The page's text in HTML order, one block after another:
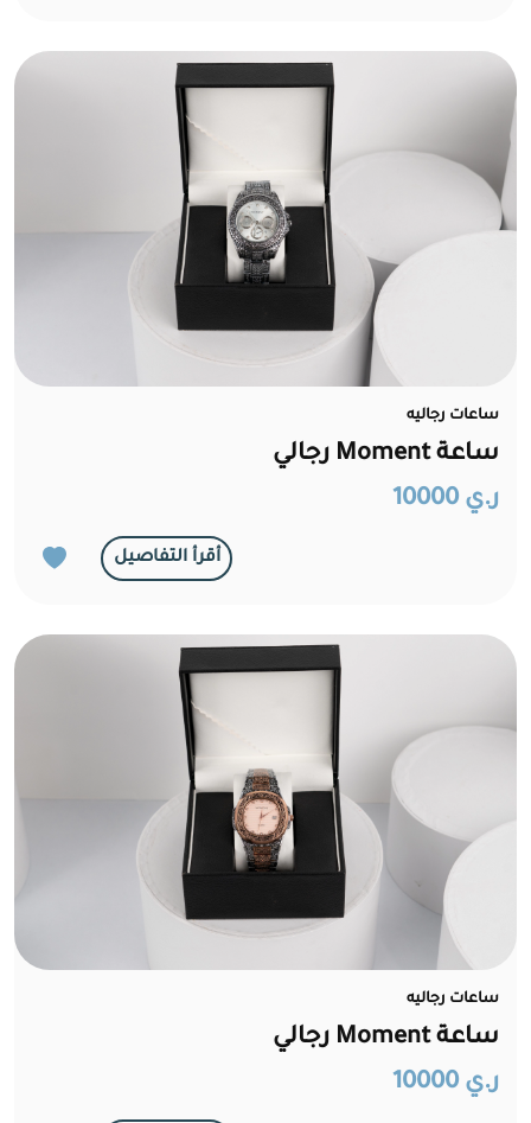
ساعات رجاليه
ساعة Moment رجالي
ر.ي 10000
أقرأ التفاصيل
ساعات رجاليه
ساعة Moment رجالي
ر.ي 10000